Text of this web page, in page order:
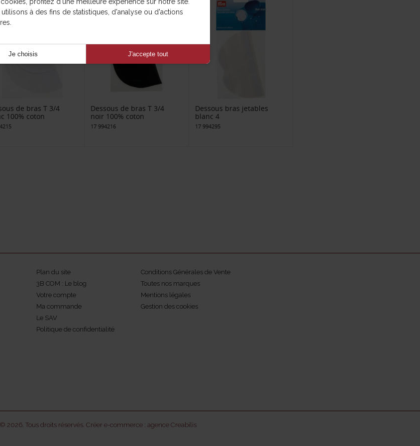
de bras T 3/4
100% coton
Dessous de bras T 3/4
noir 100% coton
17 994216
Dessous bras jetables
blanc 4
17 994295
Plan du site
3B COM : Le blog
Votre compte
Ma commande
Le SAV
Politique de confidentialité
Conditions Générales de Vente
Toutes nos marques
Mentions légales
Gestion des cookies
© 2026. Tous droits réservés. Créer e-commerce : agence Creabilis
utilisons à des fins de statistiques, d'analyse ou d'actions
Je choisis J'accepte tout